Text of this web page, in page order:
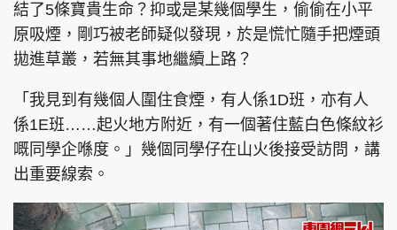
頭條日報 星島環球 The Standard
親子王 Oh!爸媽 JobMarket
頭條搵工 EDUPLUS
結了5條寶貴生命？抑或是某幾個學生，偷偷在小平
原吸煙，剛巧被老師疑似發現，於是慌忙隨手把煙頭
拋進草叢，若無其事地繼續上路？
「我見到有幾個人圍住食煙，有人係1D班，亦有人
係1E班……起火地方附近，有一個著住藍白色條紋衫
嘅同學企喺度。」幾個同學仔在山火後接受訪問，講
出重要線索。